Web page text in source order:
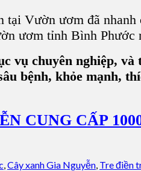
Vườn ươm đã
ươm tỉnh Bình Phước
vụ chuyên nghiệp,
bệnh, khỏe mạnh,
CUNG CẤP
,Cây xanh Gia Nguyễn, Tre điền